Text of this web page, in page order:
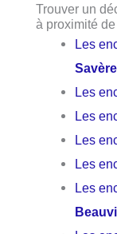
Trouver un
à proximité
Les
Les
Les
Les
Les
Les